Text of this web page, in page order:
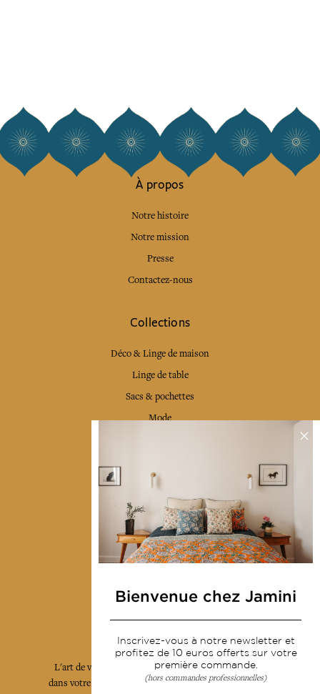
À propos
Notre histoire
Notre mission
Presse
Contactez-nous
Collections
Déco & Linge de maison
Linge de table
Sacs & pochettes
Mode
Livraison & retour
CGV
Devenir revendeur
Notre communauté
L'art de vivre JAMINI raconté avec poésie et élégance
dans votre boîte mail. Inscrivez vous à notre newsletter
Bienvenue chez Jamini
Inscrivez-vous à notre newsletter et
profitez de 10 euros offerts sur votre
première commande.
(hors commandes professionnelles)